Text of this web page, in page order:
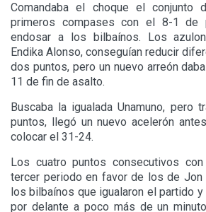
Comandaba el choque el conjunto
primeros compases con el 8-1 de
endosar a los bilbaínos. Los
Endika Alonso, conseguían reducir
dos puntos, pero un nuevo arreón
11 de fin de asalto.
Buscaba la igualada Unamuno, pero
puntos, llegó un nuevo acelerón
colocar el 31-24.
Los cuatro puntos consecutivos
tercer periodo en favor de los de Jon
los bilbaínos que igualaron el partido
por delante a poco más de un